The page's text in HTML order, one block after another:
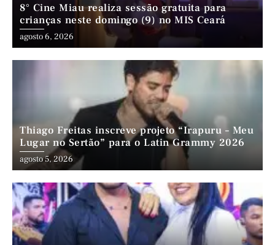
8° Cine Miau realiza sessão gratuita para
crianças neste domingo (9) no MIS Ceará
agosto 6, 2026
Thiago Freitas inscreve projeto “Irapuru – Meu
Lugar no Sertão” para o Latin Grammy 2026
agosto 5, 2026